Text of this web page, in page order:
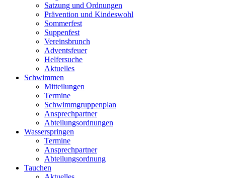
Satzung und Ordnungen
Prävention und Kindeswohl
Sommerfest
Suppenfest
Vereinsbrunch
Adventsfeuer
Helfersuche
Aktuelles
Schwimmen
Mitteilungen
Termine
Schwimmgruppenplan
Ansprechpartner
Abteilungsordnungen
Wasserspringen
Termine
Ansprechpartner
Abteilungsordnung
Tauchen